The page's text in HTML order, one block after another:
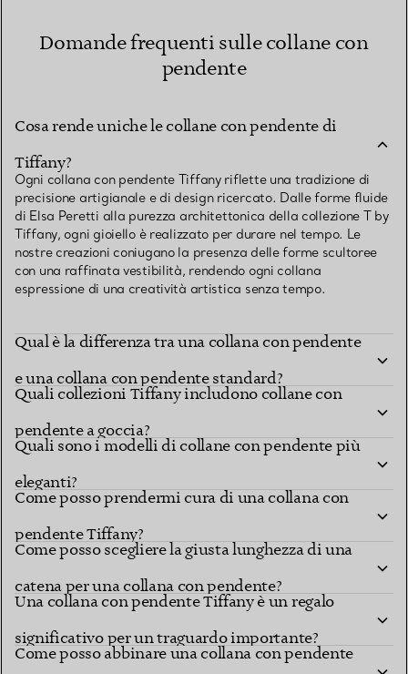
Domande frequenti sulle collane con
pendente
Cosa rende uniche le collane con pendente di
Tiffany?
Ogni collana con pendente Tiffany riflette una tradizione di
precisione artigianale e di design ricercato. Dalle forme fluide
di Elsa Peretti alla purezza architettonica della collezione T by
Tiffany, ogni gioiello è realizzato per durare nel tempo. Le
nostre creazioni coniugano la presenza delle forme scultoree
con una raffinata vestibilità, rendendo ogni collana
espressione di una creatività artistica senza tempo.
Qual è la differenza tra una collana con pendente
e una collana con pendente standard?
Quali collezioni Tiffany includono collane con
pendente a goccia?
Quali sono i modelli di collane con pendente più
eleganti?
Come posso prendermi cura di una collana con
pendente Tiffany?
Come posso scegliere la giusta lunghezza di una
catena per una collana con pendente?
Una collana con pendente Tiffany è un regalo
significativo per un traguardo importante?
Come posso abbinare una collana con pendente